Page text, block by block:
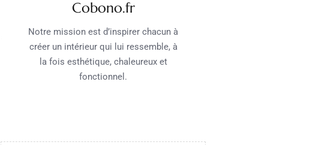
Cobono.fr
Notre mission est d’inspirer chacun à
créer un intérieur qui lui ressemble, à
la fois esthétique, chaleureux et
fonctionnel.